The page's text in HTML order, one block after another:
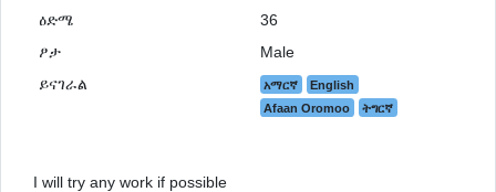
ዕድሜ
36
ፆታ
Male
ይናገራል
አማርኛ
English
Afaan Oromoo
ትግርኛ
I will try any work if possible